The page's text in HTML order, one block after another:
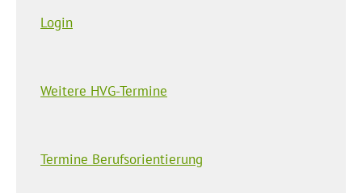
Login
Weitere HVG-Termine
Termine Berufsorientierung